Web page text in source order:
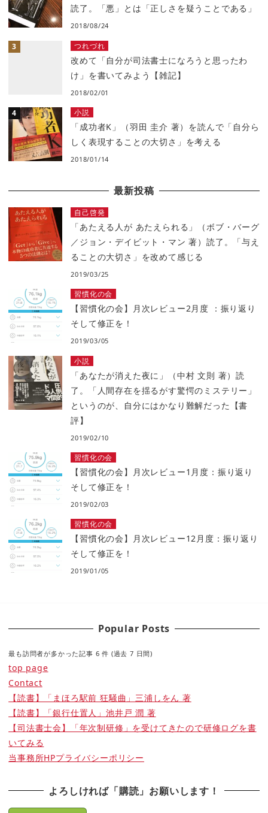
読了。「悪」とは「正しさを疑うことである」
2018/08/24
つれづれ
改めて「自分が司法書士になろうと思ったわ
け」を書いてみよう【雑記】
2018/02/01
小説
「成功者K」（羽田 圭介 著）を読んで「自分ら
しく表現することの大切さ」を考える
2018/01/14
最新投稿
自己啓発
「あたえる人が あたえられる」（ボブ・バーグ
／ジョン・デイビット・マン 著）読了。「与え
ることの大切さ」を改めて感じる
2019/03/25
習慣化の会
【習慣化の会】月次レビュー2月度 ：振り返り
そして修正を！
2019/03/05
小説
「あなたが消えた夜に」（中村 文則 著）読
了。「人間存在を揺るがす驚愕のミステリー」
というのが、自分にはかなり難解だった【書
評】
2019/02/10
習慣化の会
【習慣化の会】月次レビュー1月度：振り返り
そして修正を！
2019/02/03
習慣化の会
【習慣化の会】月次レビュー12月度：振り返り
そして修正を！
2019/01/05
Popular Posts
最も訪問者が多かった記事 6 件 (過去 7 日間)
top page
Contact
【読書】「まほろ駅前 狂騒曲」三浦しをん 著
【読書】「銀行仕置人」池井戸 潤 著
【司法書士会】「年次制研修」を受けてきたので研修ログを書
いてみる
当事務所HPプライバシーポリシー
よろしければ「購読」お願いします！